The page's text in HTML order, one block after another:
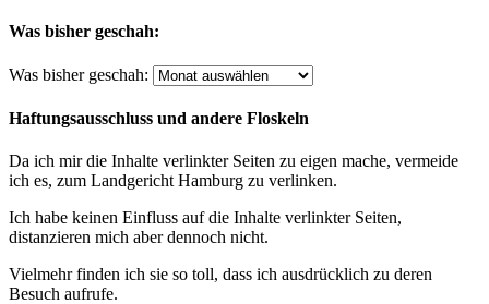
Was bisher geschah:
Was bisher geschah:
Haftungsausschluss und andere Floskeln
Da ich mir die Inhalte verlinkter Seiten zu eigen mache, vermeide
ich es, zum Landgericht Hamburg zu verlinken.
Ich habe keinen Einfluss auf die Inhalte verlinkter Seiten,
distanzieren mich aber dennoch nicht.
Vielmehr finden ich sie so toll, dass ich ausdrücklich zu deren
Besuch aufrufe.